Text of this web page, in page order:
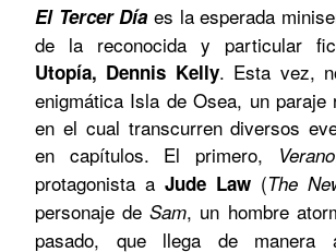
El Tercer Día es la esperada
de la reconocida y particular
Utopía, Dennis Kelly. Esta vez,
enigmática Isla de Osea, un paraje
en el cual transcurren diversos
en capítulos. El primero, Verano
protagonista a Jude Law (The
personaje deSam, un hombre
pasado, que llega de manera